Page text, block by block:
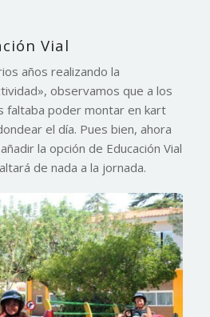
Vial
años realizando la
observamos que a los
faltaba poder montar en kart
el día. Pues bien, ahora
la opción de Educación Vial
de nada a la jornada.